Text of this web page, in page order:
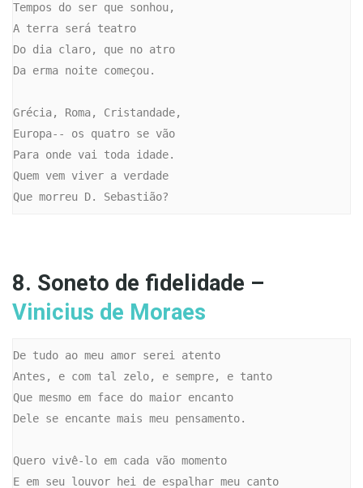
Tempos do ser que sonhou,
A terra será teatro
Do dia claro, que no atro
Da erma noite começou.
Grécia, Roma, Cristandade,
Europa-- os quatro se vão
Para onde vai toda idade.
Quem vem viver a verdade
Que morreu D. Sebastião?
8. Soneto de fidelidade –
Vinicius de Moraes
De tudo ao meu amor serei atento
Antes, e com tal zelo, e sempre, e tanto
Que mesmo em face do maior encanto
Dele se encante mais meu pensamento.
Quero vivê-lo em cada vão momento
E em seu louvor hei de espalhar meu canto